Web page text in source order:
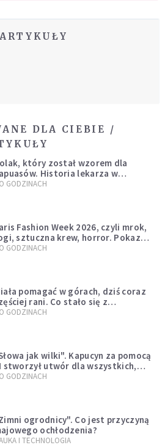
DLA CIEBIE /
który został wzorem dla
Historia lekarza w
który uleczył dżunglę
GODZINACH
Fashion Week 2026, czyli mrok,
sztuczna krew, horror. Pokaz
czy fascynacja diabłem?
GODZINACH
pomagać w górach, dziś coraz
rani. Co stało się z
GODZINACH
jak wilki". Kapucyn za pomocą
stworzył utwór dla wszystkich,
doświadczają hejtu
GODZINACH
ogrodnicy". Co jest przyczyną
ochłodzenia?
I TECHNOLOGIA